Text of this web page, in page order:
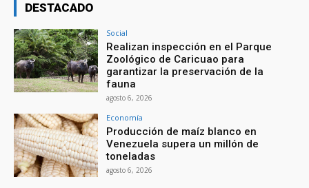
DESTACADO
Social
Realizan inspección en el Parque
Zoológico de Caricuao para
garantizar la preservación de la
fauna
agosto 6, 2026
Economía
Producción de maíz blanco en
Venezuela supera un millón de
toneladas
agosto 6, 2026